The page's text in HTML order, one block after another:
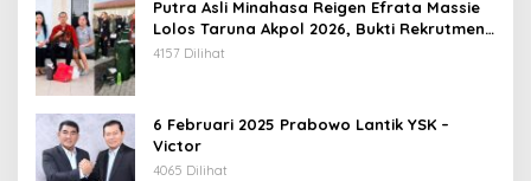
Putra Asli Minahasa Reigen Efrata Massie
Lolos Taruna Akpol 2026, Bukti Rekrutmen
Polri Bersih, Transparan, dan Akuntabel
4157 Dilihat
6 Februari 2025 Prabowo Lantik YSK –
Victor
4065 Dilihat